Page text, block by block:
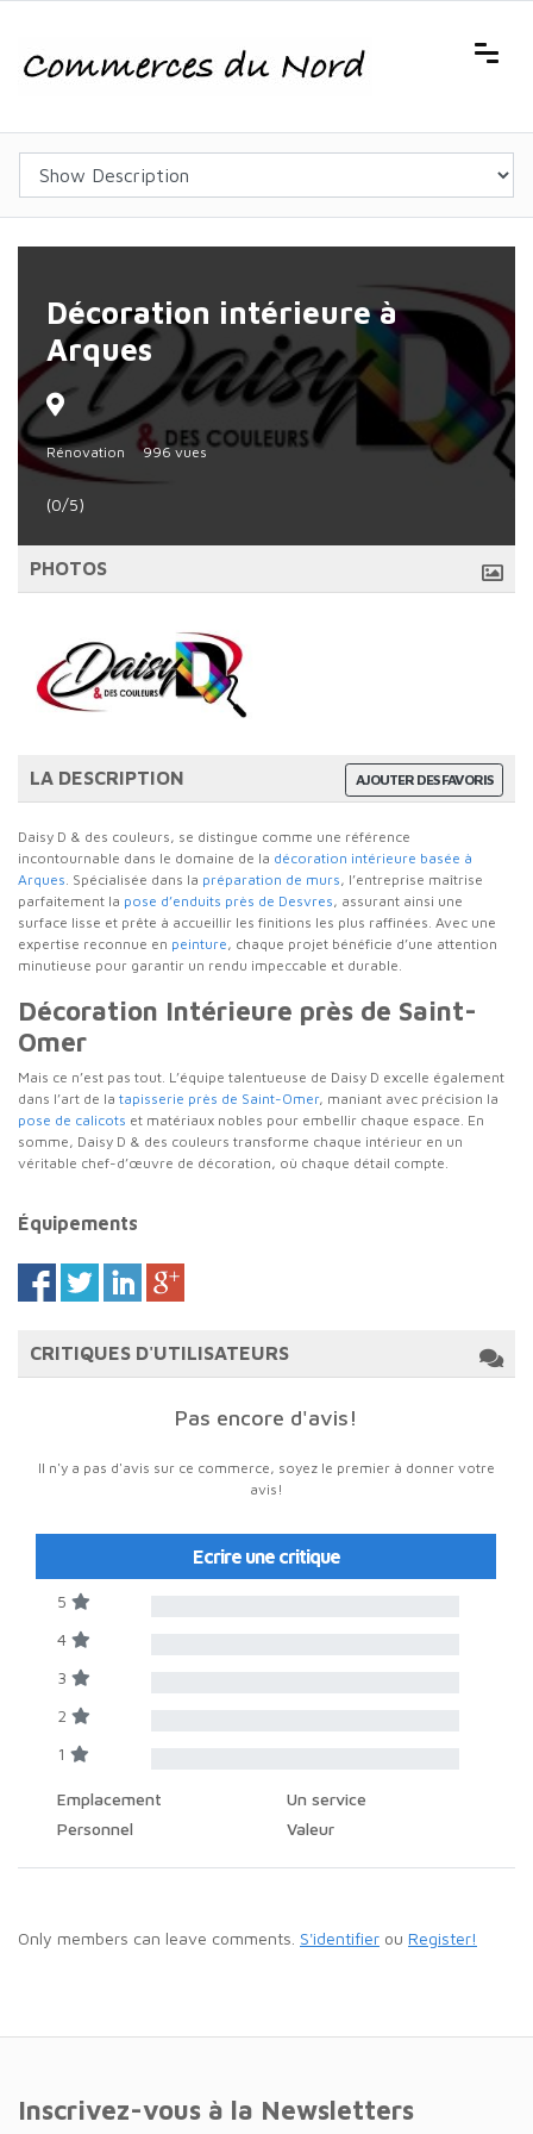
Décoration intérieure à
Arques
Rénovation 996 vues
(0/5)
PHOTOS
AJOUTER DES FAVORIS
LA DESCRIPTION
Daisy D & des couleurs, se distingue comme une référence
incontournable dans le domaine de la décoration intérieure basée à
Arques. Spécialisée dans la préparation de murs, l’entreprise maîtrise
parfaitement la pose d’enduits près de Desvres, assurant ainsi une
surface lisse et prête à accueillir les finitions les plus raffinées. Avec une
expertise reconnue en peinture, chaque projet bénéficie d’une attention
minutieuse pour garantir un rendu impeccable et durable.
Décoration Intérieure près de Saint-
Omer
Mais ce n’est pas tout. L’équipe talentueuse de Daisy D excelle également
dans l’art de la tapisserie près de Saint-Omer, maniant avec précision la
pose de calicots et matériaux nobles pour embellir chaque espace. En
somme, Daisy D & des couleurs transforme chaque intérieur en un
véritable chef-d’œuvre de décoration, où chaque détail compte.
Équipements
CRITIQUES D'UTILISATEURS
Pas encore d'avis!
Il n'y a pas d'avis sur ce commerce, soyez le premier à donner votre
avis!
Ecrire une critique
5
4
3
2
1
Emplacement
Un service
Personnel
Valeur
Only members can leave comments. S'identifier ou Register!
Inscrivez-vous à la Newsletters